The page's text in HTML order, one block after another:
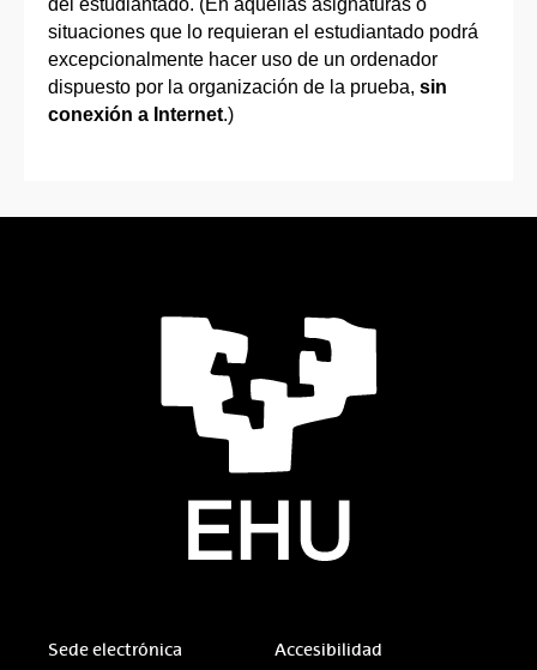
del estudiantado. (En aquellas asignaturas o
situaciones que lo requieran el estudiantado podrá
excepcionalmente hacer uso de un ordenador
dispuesto por la organización de la prueba, sin
conexión a Internet.)
Sede electrónica Accesibilidad